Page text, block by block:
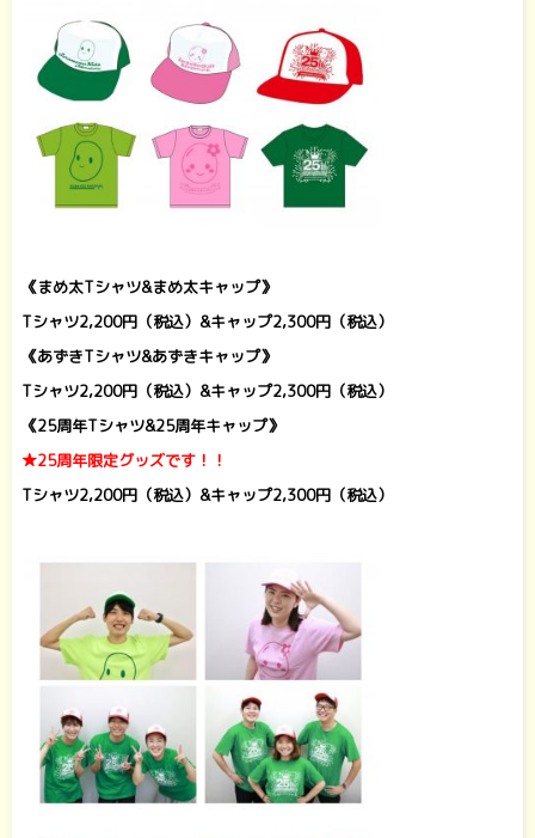
《まめ太Tシャツ&まめ太キャップ》
Tシャツ2,200円（税込）&キャップ2,300円（税込）
《あずきTシャツ&あずきキャップ》
Tシャツ2,200円（税込）&キャップ2,300円（税込）
《25周年Tシャツ&25周年キャップ》
★25周年限定グッズです！！
Tシャツ2,200円（税込）&キャップ2,300円（税込）